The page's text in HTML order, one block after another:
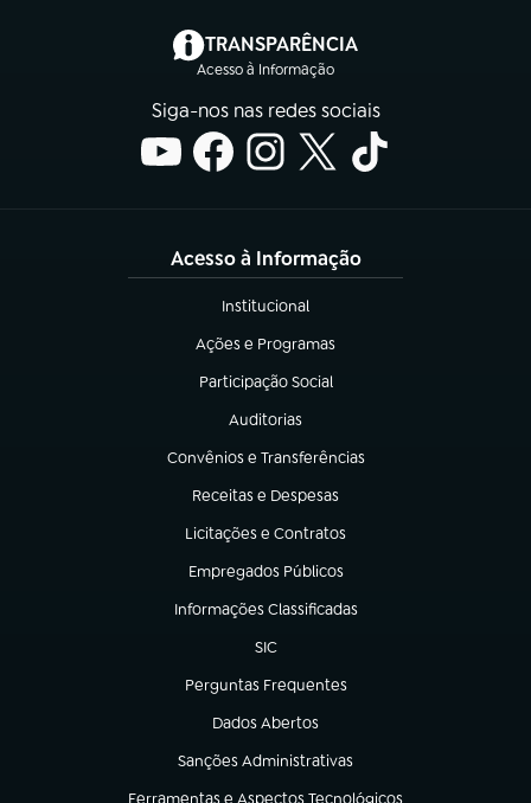
TRANSPARÊNCIA
Acesso à Informação
(abre em nova aba)
Siga-nos nas redes sociais
Acesso à Informação
Institucional
(abre em nova aba)
Ações e Programas
(abre em nova aba)
Participação Social
(abre em nova aba)
Auditorias
(abre em nova aba)
Convênios e Transferências
(abre em nova aba)
Receitas e Despesas
(abre em nova aba)
Licitações e Contratos
(abre em nova aba)
Empregados Públicos
(abre em nova aba)
Informações Classificadas
(abre em nova aba)
SIC
(abre em nova aba)
Perguntas Frequentes
(abre em nova aba)
Dados Abertos
(abre em nova aba)
Sanções Administrativas
(abre em nova aba)